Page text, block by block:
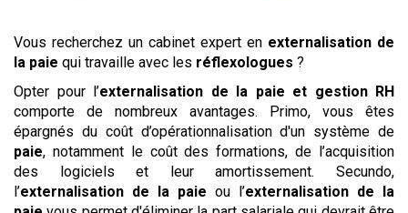
Vous recherchez un cabinet expert en externalisation de
la paie qui travaille avec les réflexologues ?
Opter pour l’externalisation de la paie et gestion RH
comporte de nombreux avantages. Primo, vous êtes
épargnés du coût d’opérationnalisation d'un système de
paie, notamment le coût des formations, de l’acquisition
des logiciels et leur amortissement. Secundo,
l’externalisation de la paie ou l’externalisation de la